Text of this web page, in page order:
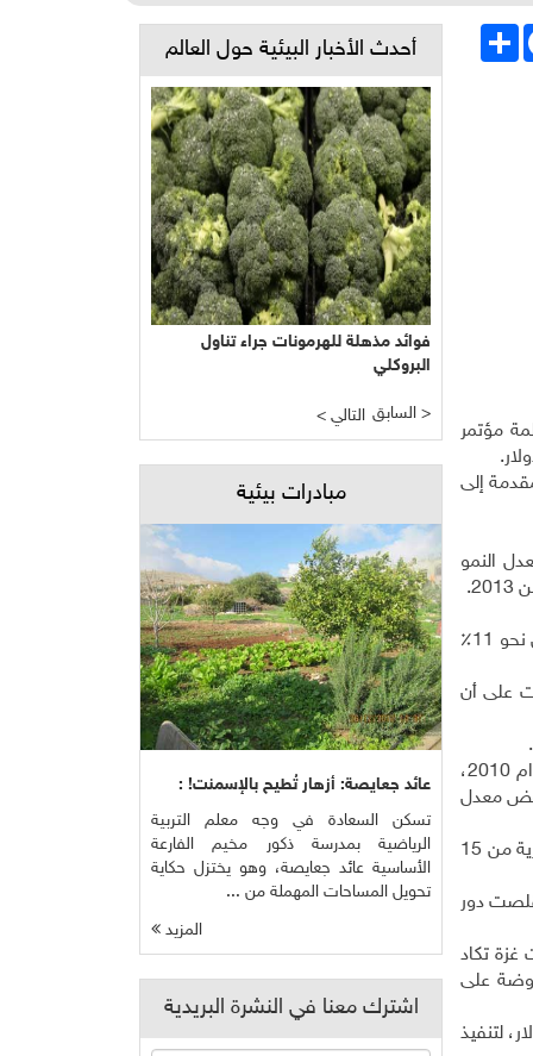
انشر
مؤتمر
إلى
النمو
الاقتصادي الفلسطيني للربع الأول من العام الجاري، إلى 7.1٪ على أساس سنوي، وذلك مقارنة بنمو قدره 0.3٪ خلال الربع الرابع من 2013.
وقال الأقرع ان معدل نمو الناتج المحلي الإجمالي في الأراضي الفلسطينية المحتلة قد تراجعت نسبته إلى 1.5٪ خلال 2013، مقابل نحو 11٪
على أن
وقال أن معدل النمو الاقتصادي في الضفة الغربية انخفض إلى 0.4٪ في العام الماضي، مقابل نحو 5.6٪ في المتوسط خلال أعوام 2010،
معدل
وأضاف الأقرع ان معدل البطالة ارتفع بنسبة كبيرة في الأراضي المحتلة إلى 27٪ خلال عام 2013، ووصل إلى 41٪ في الفئة العمرية من 15
قلصت دور
غزة تكاد
على
الفلسطينية على جميع المستويات بما في ذلك حشد 1.8 مليار دولار، لتنفيذ
أحدث الأخبار البيئية حول العالم
فوائد مذهلة للهرمونات جراء تناول
البروكلي
< التالي السابق >
مبادرات بيئية
عائد جعايصة: أزهار تُطيح بالإسمنت! :
تسكن السعادة في وجه معلم التربية
الرياضية بمدرسة ذكور مخيم الفارعة
الأساسية عائد جعايصة، وهو يختزل حكاية
تحويل المساحات المهملة من ...
المزيد
اشترك معنا في النشرة البريدية